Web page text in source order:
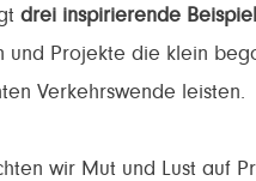
drei inspirierende
und Projekte die klein
Verkehrswende leisten.
wir Mut und Lust auf